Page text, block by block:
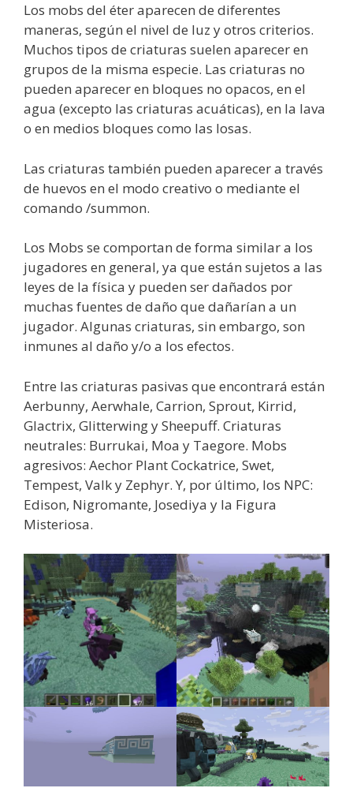
Los mobs del éter aparecen de diferentes
maneras, según el nivel de luz y otros criterios.
Muchos tipos de criaturas suelen aparecer en
grupos de la misma especie. Las criaturas no
pueden aparecer en bloques no opacos, en el
agua (excepto las criaturas acuáticas), en la lava
o en medios bloques como las losas.
Las criaturas también pueden aparecer a través
de huevos en el modo creativo o mediante el
comando /summon.
Los Mobs se comportan de forma similar a los
jugadores en general, ya que están sujetos a las
leyes de la física y pueden ser dañados por
muchas fuentes de daño que dañarían a un
jugador. Algunas criaturas, sin embargo, son
inmunes al daño y/o a los efectos.
Entre las criaturas pasivas que encontrará están
Aerbunny, Aerwhale, Carrion, Sprout, Kirrid,
Glactrix, Glitterwing y Sheepuff. Criaturas
neutrales: Burrukai, Moa y Taegore. Mobs
agresivos: Aechor Plant Cockatrice, Swet,
Tempest, Valk y Zephyr. Y, por último, los NPC:
Edison, Nigromante, Josediya y la Figura
Misteriosa.